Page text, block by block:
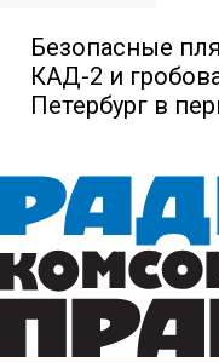
Безопасные
КАД-2 и
Петербург в